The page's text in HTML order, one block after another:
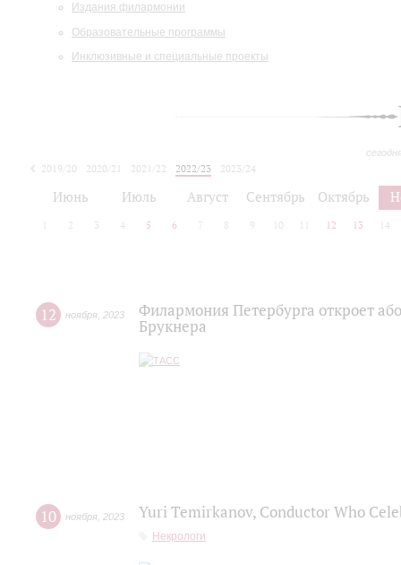
Издания филармонии
Образовательные программы
Инклюзивные и специальные проекты
2019/20 2020/21 2021/22 2022/23
2023/24
Июнь Июль Август Сентябрь Октябрь
2 3 4 5 6 7 8 9 10 12 13 14
12 ноября 2023
Филармония Петербурга откроет
Брукнера
10 ноября 2023 Yuri Temirkanov, Conductor Who
Некрологи